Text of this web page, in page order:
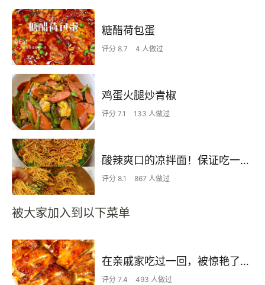
糖醋荷包蛋
评分 8.7 4 人做过
鸡蛋火腿炒青椒
评分 7.1 133 人做过
酸辣爽口的凉拌面！保证吃一次就上瘾
评分 8.1 867 人做过
被大家加入到以下菜单
在亲戚家吃过一回，被惊艳了…
评分 7.4 493 人做过